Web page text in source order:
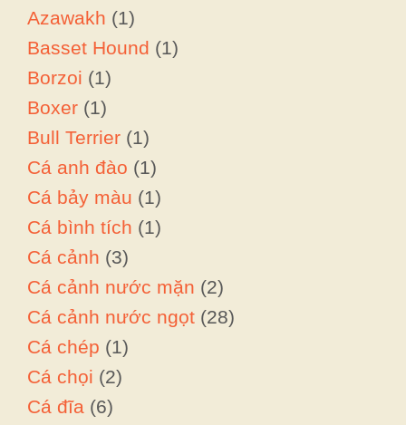
Azawakh (1)
Basset Hound (1)
Borzoi (1)
Boxer (1)
Bull Terrier (1)
Cá anh đào (1)
Cá bảy màu (1)
Cá bình tích (1)
Cá cảnh (3)
Cá cảnh nước mặn (2)
Cá cảnh nước ngọt (28)
Cá chép (1)
Cá chọi (2)
Cá đĩa (6)